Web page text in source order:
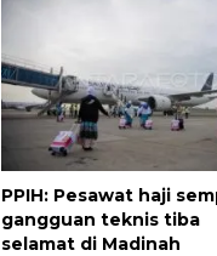
PPIH: Pesawat haji
gangguan teknis tiba
selamat di Madinah